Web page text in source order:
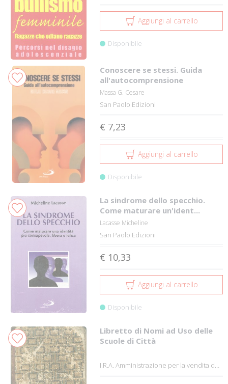
Aggiungi al carrello
Disponibile
Conoscere se stessi. Guida
all'autocomprensione
Massa G. Cesare
San Paolo Edizioni
€ 7,23
Aggiungi al carrello
Disponibile
La sindrome dello specchio.
Come maturare un'ident...
Lacasse Micheline
San Paolo Edizioni
€ 10,33
Aggiungi al carrello
Disponibile
Libretto di Nomi ad Uso delle
Scuole di Città
I.R.A. Amministrazione per la vendita dè ...